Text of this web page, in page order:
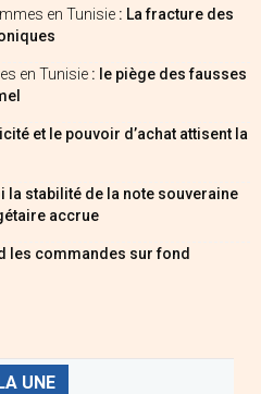
en Tunisie : La fracture des
en Tunisie : le piège des fausses
et le pouvoir d’achat attisent la
la stabilité de la note souveraine
accrue
les commandes sur fond
UNE